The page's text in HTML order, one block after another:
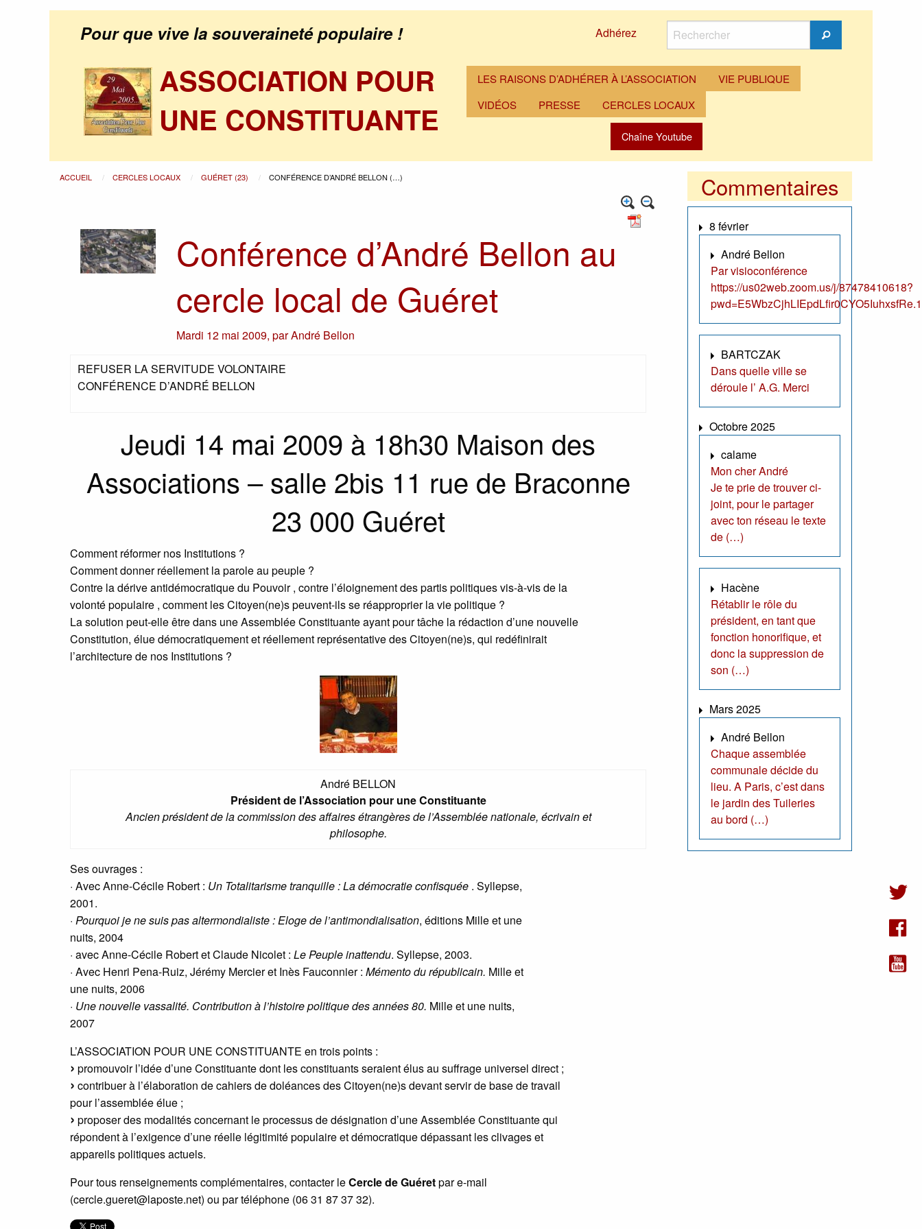
Pour que vive la souveraineté populaire ! Adhérez
Rechercher
Rechercher
ASSOCIATION POUR
UNE CONSTITUANTE
LES RAISONS D’ADHÉRER À L’ASSOCIATION
VIE PUBLIQUE
VIDÉOS
PRESSE CERCLES LOCAUX
Chaîne Youtube
ACCUEIL CERCLES LOCAUX GUÉRET (23) CONFÉRENCE D’ANDRÉ BELLON (…)
Conférence d’André Bellon au
cercle local de Guéret
Mardi 12 mai 2009,parAndré Bellon
REFUSER LA SERVITUDE VOLONTAIRE
CONFÉRENCE D’ANDRÉ BELLON
Jeudi 14 mai 2009 à 18h30 Maison des
Associations – salle 2bis 11 rue de Braconne
23 000 Guéret
Comment réformer nos Institutions ?
Comment donner réellement la parole au peuple ?
Contre la dérive antidémocratique du Pouvoir , contre l’éloignement des partis politiques vis-à-vis de la
volonté populaire , comment les Citoyen(ne)s peuvent-ils se réapproprier la vie politique ?
La solution peut-elle être dans une Assemblée Constituante ayant pour tâche la rédaction d’une nouvelle
Constitution, élue démocratiquement et réellement représentative des Citoyen(ne)s, qui redéfinirait
l’architecture de nos Institutions ?
André BELLON
Président de l’Association pour une Constituante
Ancien président de la commission des affaires étrangères de l’Assemblée nationale, écrivain et
philosophe.
Ses ouvrages :
· Avec Anne-Cécile Robert : Un Totalitarisme tranquille : La démocratie confisquée . Syllepse,
2001.
· Pourquoi je ne suis pas altermondialiste : Eloge de l’antimondialisation, éditions Mille et une
nuits, 2004
· avec Anne-Cécile Robert et Claude Nicolet : Le Peuple inattendu. Syllepse, 2003.
· Avec Henri Pena-Ruiz, Jérémy Mercier et Inès Fauconnier : Mémento du républicain. Mille et
une nuits, 2006
· Une nouvelle vassalité. Contribution à l’histoire politique des années 80. Mille et une nuits,
2007
L’ASSOCIATION POUR UNE CONSTITUANTE en trois points :
promouvoir l’idée d’une Constituante dont les constituants seraient élus au suffrage universel direct ;
contribuer à l’élaboration de cahiers de doléances des Citoyen(ne)s devant servir de base de travail
pour l’assemblée élue ;
proposer des modalités concernant le processus de désignation d’une Assemblée Constituante qui
répondent à l’exigence d’une réelle légitimité populaire et démocratique dépassant les clivages et
appareils politiques actuels.
Pour tous renseignements complémentaires, contacter leCercle de Guéretpar e-mail
(cercle.gueret@laposte.net) ou par téléphone (06 31 87 37 32).
Commentaires
8 février
André Bellon
Par visioconférence
https://us02web.zoom.us/j/87478410618?
BARTCZAK
Dans quelle ville se
déroule l’ A.G. Merci
Octobre 2025
calame
Mon cher André
Je te prie de trouver ci-
joint, pour le partager
avec ton réseau le texte
de (…)
Hacène
Rétablir le rôle du
président, en tant que
fonction honorifique, et
donc la suppression de
son (…)
Mars 2025
André Bellon
Chaque assemblée
communale décide du
lieu. A Paris, c’est dans
le jardin des Tuileries
au bord (…)